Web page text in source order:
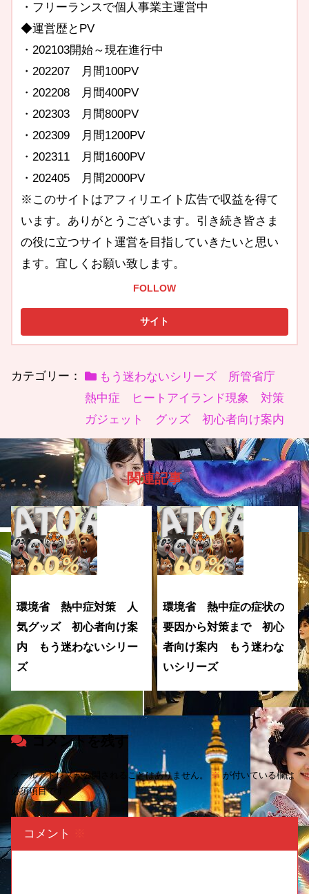
・フリーランスで個人事業主運営中
◆運営歴とPV
・202103開始～現在進行中
・202207 月間100PV
・202208 月間400PV
・202303 月間800PV
・202309 月間1200PV
・202311 月間1600PV
・202405 月間2000PV
※このサイトはアフィリエイト広告で収益を得て
います。ありがとうございます。引き続き皆さま
の役に立つサイト運営を目指していきたいと思い
ます。宜しくお願い致します。
FOLLOW
カテゴリー：
もう迷わないシリーズ 所管省庁
熱中症 ヒートアイランド現象 対策
ガジェット グッズ 初心者向け案内
関連記事
環境省 熱中症対策 人
気グッズ 初心者向け案
内 もう迷わないシリー
ズ
環境省 熱中症の症状の
要因から対策まで 初心
者向け案内 もう迷わな
いシリーズ
コメントを残す
メールアドレスが公開されることはありません。 ※が付いている欄は
必須項目です
コメント